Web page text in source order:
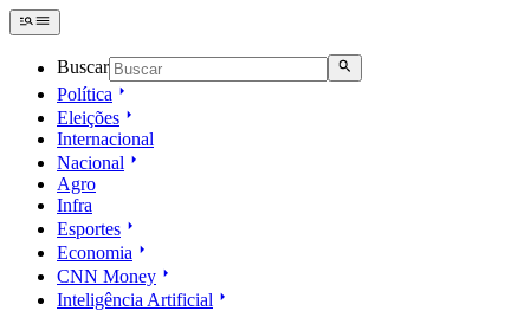
Buscar
Política
Eleições
Internacional
Nacional
Agro
Infra
Esportes
Economia
CNN Money
Inteligência Artificial